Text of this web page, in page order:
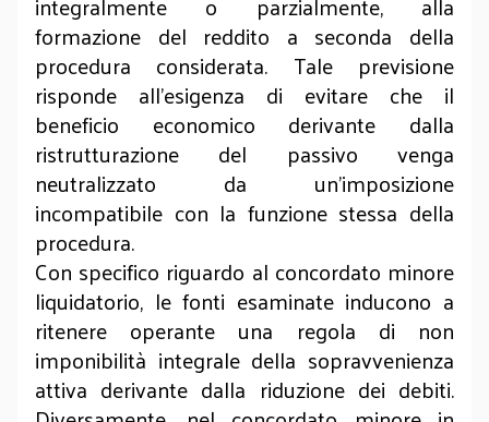
formazione del reddito a seconda della
procedura considerata. Tale previsione
risponde all’esigenza di evitare che il
beneficio economico derivante dalla
ristrutturazione del passivo venga
neutralizzato da un’imposizione
incompatibile con la funzione stessa della
procedura.
Con specifico riguardo al concordato minore
liquidatorio, le fonti esaminate inducono a
ritenere operante una regola di non
imponibilità integrale della sopravvenienza
attiva derivante dalla riduzione dei debiti.